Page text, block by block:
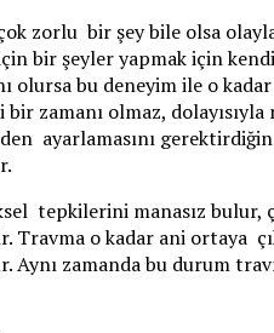
zorlu bir şey bile olsa
bir şeyler yapmak için
bu deneyim ile o
zamanı olmaz, dolayısıyla
ayarlamasını
tepkilerini manasız
Travma o kadar ani ortaya
zamanda bu durum